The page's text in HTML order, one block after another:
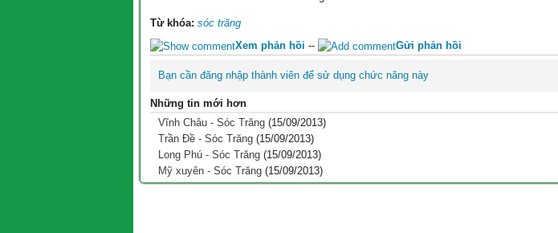
Từ khóa: sóc trăng
Xem phản hồi -- Gửi phản hồi
Bạn cần đăng nhập thành viên để sử dụng chức năng này
Những tin mới hơn
Vĩnh Châu - Sóc Trăng (15/09/2013)
Trần Đề - Sóc Trăng (15/09/2013)
Long Phú - Sóc Trăng (15/09/2013)
Mỹ xuyên - Sóc Trăng (15/09/2013)